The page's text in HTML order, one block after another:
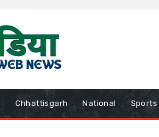
Chhattisgarh National Sports